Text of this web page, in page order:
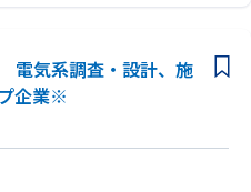
電気系調査・設計、施
企業※